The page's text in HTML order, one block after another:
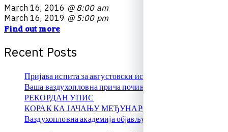
March 16, 2016 @ 8:00 am
March 16, 2019 @ 5:00 pm
Find out more
Recent Posts
Пријава испита за августовски испитни рок
Ваша ваздухопловна прича почиње овде!
РЕКОРДАН УПИС
КОРАК КА ЈАЧАЊУ МЕЂУНАРОДНЕ САРАДЊЕ
Ваздухопловна академија објављује упис на � …